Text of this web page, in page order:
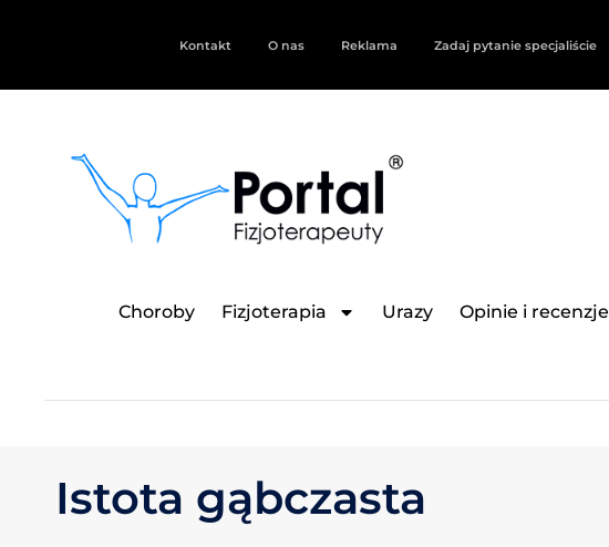
Kontakt O nas Reklama Zadaj pytanie specjaliście
Choroby Fizjoterapia Urazy Opinie i recenzje
Istota gąbczasta